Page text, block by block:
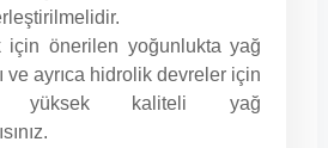
için önerilen yoğunlukta yağ
ve ayrıca hidrolik devreler için
yüksek kaliteli yağ